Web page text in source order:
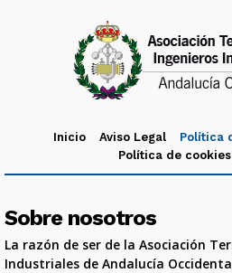
Inicio Aviso Legal
Política
Política de cookies
Sobre nosotros
La razón de ser de la Asociación
Industriales de Andalucía